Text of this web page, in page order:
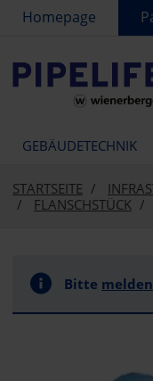
text.skipToContent
text.skipToNavigation
Homepage
GEBÄUDETECHNIK
STARTSEITE
FLANSCHSTÜCK
Bitte